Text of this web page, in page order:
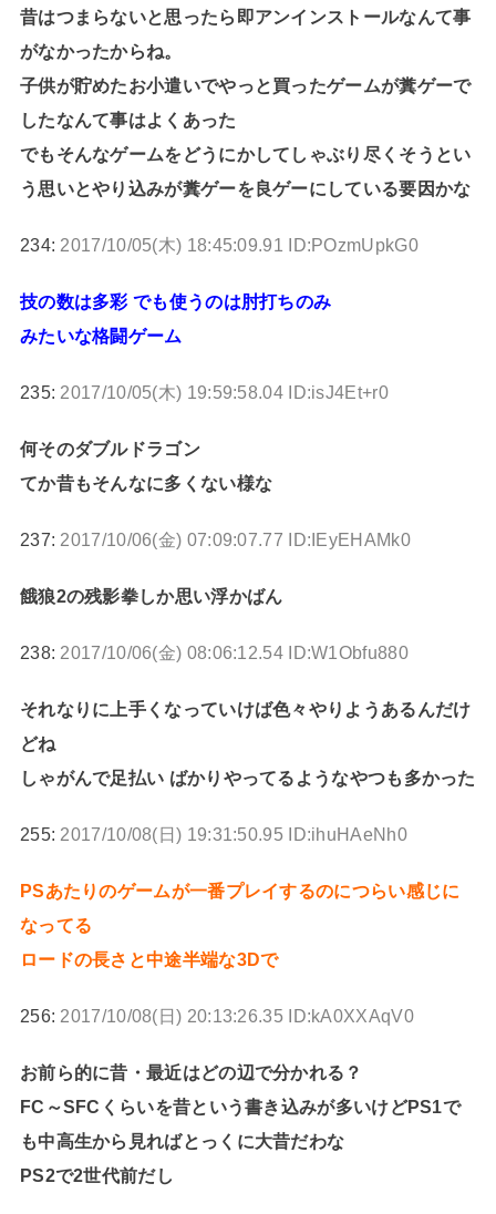
昔はつまらないと思ったら即アンインストールなんて事
がなかったからね。
子供が貯めたお小遣いでやっと買ったゲームが糞ゲーで
したなんて事はよくあった
でもそんなゲームをどうにかしてしゃぶり尽くそうとい
う思いとやり込みが糞ゲーを良ゲーにしている要因かな
234: 2017/10/05(木) 18:45:09.91 ID:POzmUpkG0
技の数は多彩 でも使うのは肘打ちのみ
みたいな格闘ゲーム
235: 2017/10/05(木) 19:59:58.04 ID:isJ4Et+r0
何そのダブルドラゴン
てか昔もそんなに多くない様な
237: 2017/10/06(金) 07:09:07.77 ID:IEyEHAMk0
餓狼2の残影拳しか思い浮かばん
238: 2017/10/06(金) 08:06:12.54 ID:W1Obfu880
それなりに上手くなっていけば色々やりようあるんだけ
どね
しゃがんで足払い ばかりやってるようなやつも多かった
255: 2017/10/08(日) 19:31:50.95 ID:ihuHAeNh0
PSあたりのゲームが一番プレイするのにつらい感じに
なってる
ロードの長さと中途半端な3Dで
256: 2017/10/08(日) 20:13:26.35 ID:kA0XXAqV0
お前ら的に昔・最近はどの辺で分かれる？
FC～SFCくらいを昔という書き込みが多いけどPS1で
も中高生から見ればとっくに大昔だわな
PS2で2世代前だし